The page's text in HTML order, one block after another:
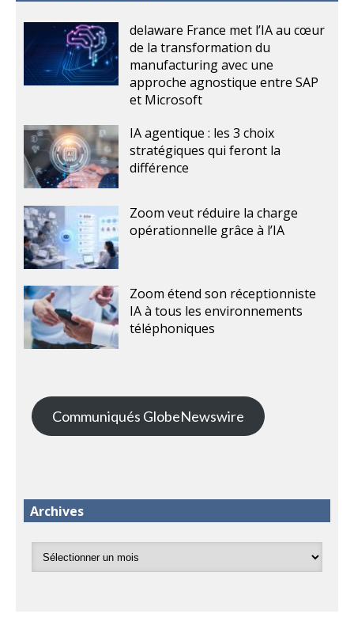
delaware France met l’IA au cœur
de la transformation du
manufacturing avec une
approche agnostique entre SAP
et Microsoft
IA agentique : les 3 choix
stratégiques qui feront la
différence
Zoom veut réduire la charge
opérationnelle grâce à l’IA
Zoom étend son réceptionniste
IA à tous les environnements
téléphoniques
Communiqués GlobeNewswire
Archives